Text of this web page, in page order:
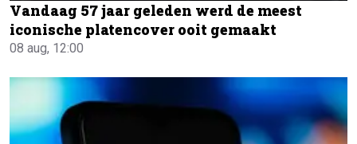
Vandaag 57 jaar geleden werd de meest
iconische platencover ooit gemaakt
08 aug, 12:00